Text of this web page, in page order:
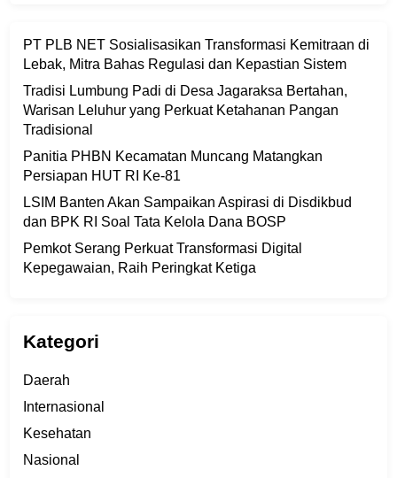
PT PLB NET Sosialisasikan Transformasi Kemitraan di
Lebak, Mitra Bahas Regulasi dan Kepastian Sistem
Tradisi Lumbung Padi di Desa Jagaraksa Bertahan,
Warisan Leluhur yang Perkuat Ketahanan Pangan
Tradisional
Panitia PHBN Kecamatan Muncang Matangkan
Persiapan HUT RI Ke-81
LSIM Banten Akan Sampaikan Aspirasi di Disdikbud
dan BPK RI Soal Tata Kelola Dana BOSP
Pemkot Serang Perkuat Transformasi Digital
Kepegawaian, Raih Peringkat Ketiga
Kategori
Daerah
Internasional
Kesehatan
Nasional